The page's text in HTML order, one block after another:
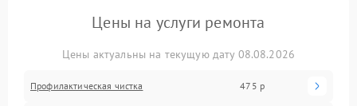
Цены на услуги ремонта
Цены актуальны на текущую дату 08.08.2026
Профилактическая чистка 475 р